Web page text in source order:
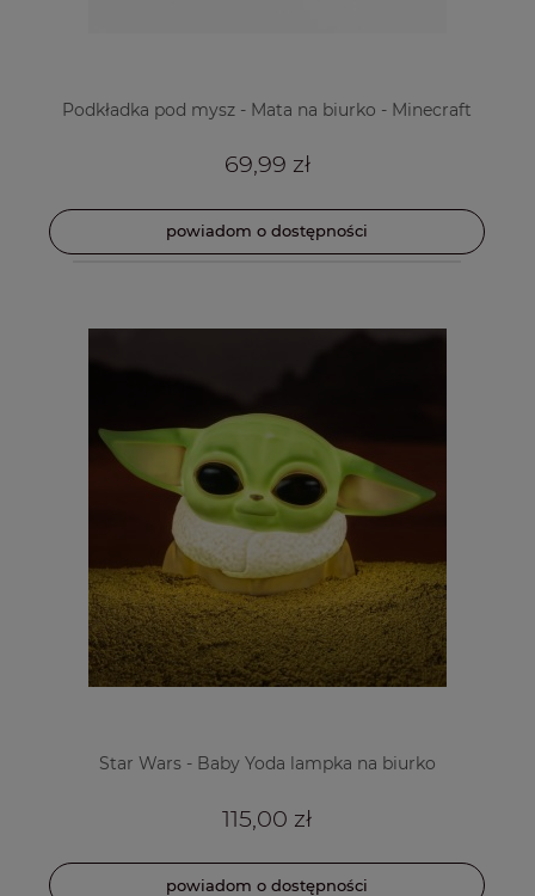
Podkładka pod mysz - Mata na biurko - Minecraft
69,99 zł
powiadom o dostępności
Star Wars - Baby Yoda lampka na biurko
115,00 zł
powiadom o dostępności